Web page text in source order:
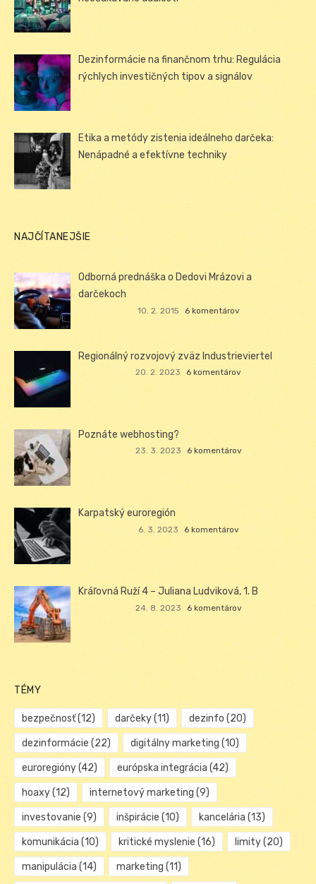
Dezinformácie na finančnom trhu: Regulácia
rýchlych investičných tipov a signálov
Etika a metódy zistenia ideálneho darčeka:
Nenápadné a efektívne techniky
NAJČÍTANEJŠIE
Odborná prednáška o Dedovi Mrázovi a
darčekoch
10. 2. 2015 6 komentárov
Regionálný rozvojový zväz Industrieviertel
20. 2. 2023 6 komentárov
Poznáte webhosting?
23. 3. 2023 6 komentárov
Karpatský euroregión
6. 3. 2023 6 komentárov
Kráľovná Ruží 4 – Juliana Ludviková, 1. B
24. 8. 2023 6 komentárov
TÉMY
bezpečnosť(12) darčeky(11) dezinfo (20)
dezinformácie (22) digitálny marketing (10)
euroregióny(42) európska integrácia (42)
hoaxy(12) internetový marketing (9)
investovanie (9) inšpirácie (10) kancelária (13)
komunikácia (10) kritické myslenie (16) limity(20)
manipulácia (14) marketing (11)